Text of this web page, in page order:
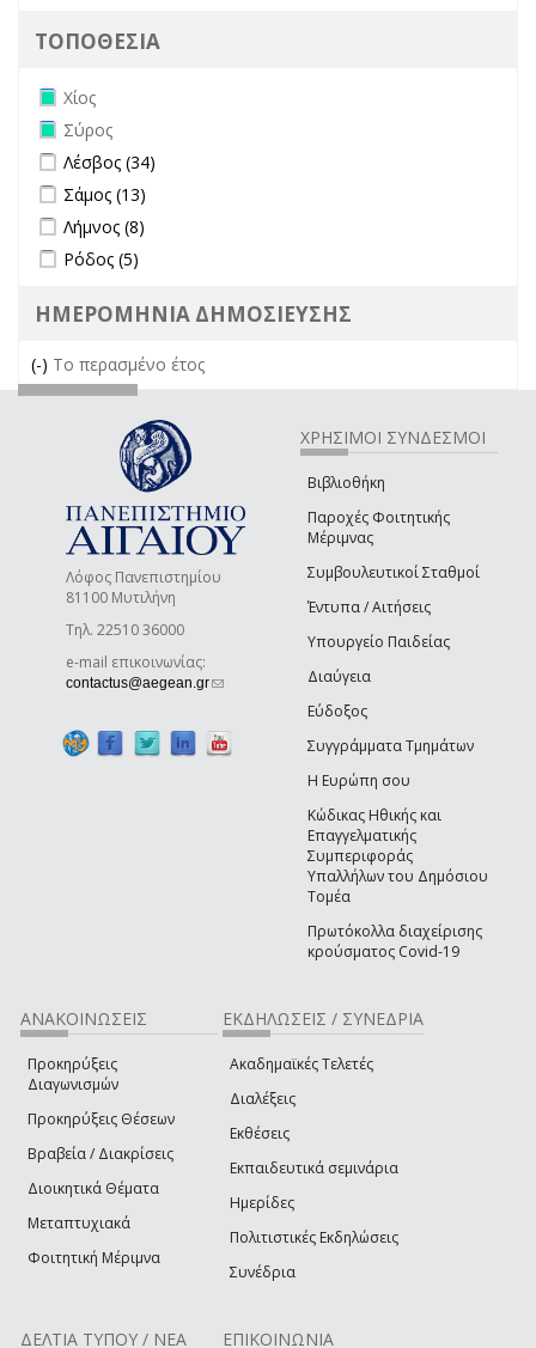
ΤΟΠΟΘΕΣΙΑ
Remove Χίος filter
Χίος
Remove Σύρος filter
Σύρος
Apply Λέσβος filter
Λέσβος (34)
Apply Σάμος filter
Σάμος (13)
Apply Λήμνος filter
Λήμνος (8)
Apply Ρόδος filter
Ρόδος (5)
ΗΜΕΡΟΜΗΝΙΑ ΔΗΜΟΣΙΕΥΣΗΣ
(-) Remove Το περασμένο έτος filter
Το περασμένο έτος
Λόφος Πανεπιστημίου
81100 Μυτιλήνη
Τηλ. 22510 36000
e-mail επικοινωνίας:
contactus@aegean.gr(link sends e-mail)
ΧΡΗΣΙΜΟΙ ΣΥΝΔΕΣΜΟΙ
Βιβλιοθήκη
Παροχές Φοιτητικής
Μέριμνας
Συμβουλευτικοί Σταθμοί
Έντυπα / Αιτήσεις
Υπουργείο Παιδείας
Διαύγεια
Εύδοξος
Συγγράμματα Τμημάτων
Η Ευρώπη σου
Κώδικας Ηθικής και
Επαγγελματικής
Συμπεριφοράς
Υπαλλήλων του Δημόσιου
Τομέα
Πρωτόκολλα διαχείρισης
κρούσματος Covid-19
ΑΝΑΚΟΙΝΩΣΕΙΣ
Προκηρύξεις
Διαγωνισμών
Προκηρύξεις Θέσεων
Βραβεία / Διακρίσεις
Διοικητικά Θέματα
Μεταπτυχιακά
Φοιτητική Μέριμνα
ΕΚΔΗΛΩΣΕΙΣ / ΣΥΝΕΔΡΙΑ
Ακαδημαϊκές Τελετές
Διαλέξεις
Εκθέσεις
Εκπαιδευτικά σεμινάρια
Ημερίδες
Πολιτιστικές Εκδηλώσεις
Συνέδρια
ΔΕΛΤΙΑ ΤΥΠΟΥ / ΝΕΑ ΕΠΙΚΟΙΝΩΝΙΑ